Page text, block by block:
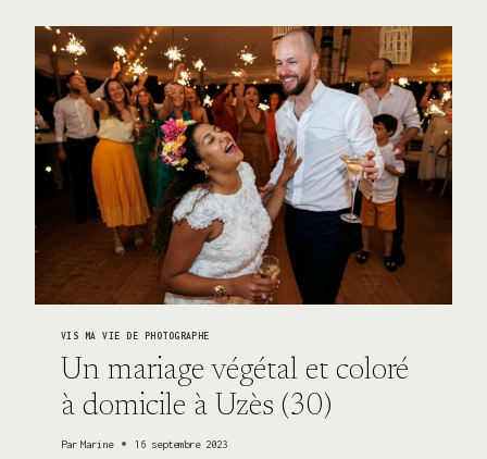
À
PARIS
(75)
VIS MA VIE DE PHOTOGRAPHE
Un mariage végétal et coloré
à domicile à Uzès (30)
Par Marine 16 septembre 2023